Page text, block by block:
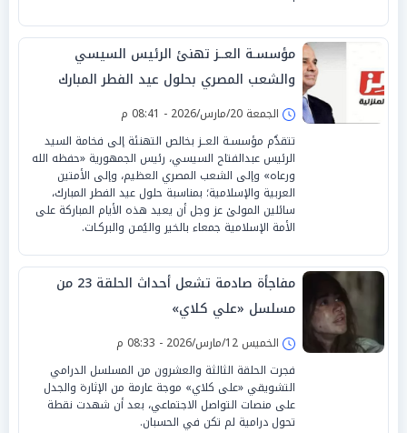
مؤسسـة العــز تهنئ الرئيس السيسي
والشعب المصري بحلول عيد الفطر المبارك
الجمعة 20/مارس/2026 - 08:41 م
تتقدَّم مؤسسـة العــز بخالص التهنئة إلى فخامة السيد
الرئيس عبدالفتاح السيسي، رئيس الجمهورية «حفظه الله
ورعاه» وإلى الشعب المصري العظيم، وإلى الأمتين
العربية والإسلامية؛ بمناسبة حلول عيد الفطر المبارك،
سائلين المولىٰ عز وجل أن يعيد هذه الأيام المباركة على
الأمة الإسلامية جمعاء بالخير واليُمـن والبركـات.
مفاجأة صادمة تشعل أحداث الحلقة 23 من
مسلسل «علي كلاي»
الخميس 12/مارس/2026 - 08:33 م
فجرت الحلقة الثالثة والعشرون من المسلسل الدرامي
التشويقي «على كلاي» موجة عارمة من الإثارة والجدل
على منصات التواصل الاجتماعي، بعد أن شهدت نقطة
تحول درامية لم تكن في الحسبان.